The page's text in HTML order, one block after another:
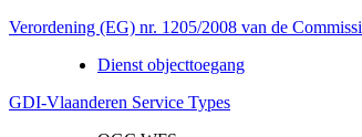
Verordening (EG) nr. 1205/2008 van de
Dienst objecttoegang
GDI-Vlaanderen Service Types